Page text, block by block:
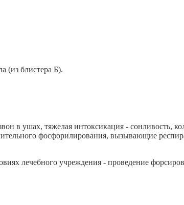
(из блистера Б).
в ушах, тяжелая интоксикация - сонливость,
фосфорилирования, вызывающие
лечебного учреждения - проведение